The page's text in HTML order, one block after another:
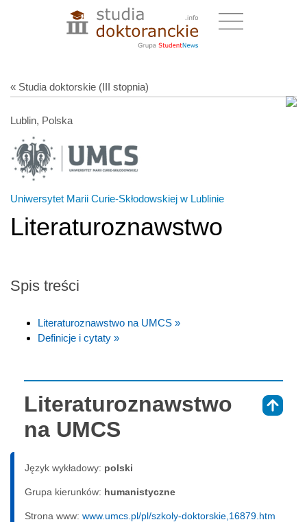
« Studia doktorskie (III stopnia)
Lublin, Polska
Uniwersytet Marii Curie-Skłodowskiej w Lublinie
Literaturoznawstwo
Spis treści
Literaturoznawstwo na UMCS »
Definicje i cytaty »
Literaturoznawstwo
na UMCS
Język wykładowy: polski
Grupa kierunków: humanistyczne
Strona www: www.umcs.pl/pl/szkoly-doktorskie,16879.htm